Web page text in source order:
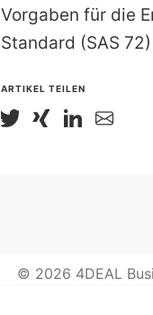
Vorgaben für die
Standard (SAS
ARTIKEL TEILEN
© 2026 4DEAL